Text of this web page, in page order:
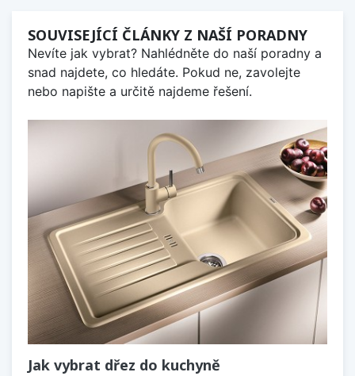
SOUVISEJÍCÍ ČLÁNKY Z NAŠÍ PORADNY
Nevíte jak vybrat? Nahlédněte do naší poradny a
snad najdete, co hledáte. Pokud ne, zavolejte
nebo napište a určitě najdeme řešení.
Jak vybrat dřez do kuchyně